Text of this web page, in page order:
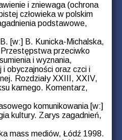
i zniewaga (ochrona
człowieka w polskim
podstawowe,
[w:] B. Kunicka-Michalska,
przeciwko
i wyznania,
i obyczajności oraz czci i
Rozdziały XXIII, XXIV,
karnego. Komentarz,
komunikowania [w:]
kultury. Zarys zagadnień,
mass mediów, Łódź 1998.